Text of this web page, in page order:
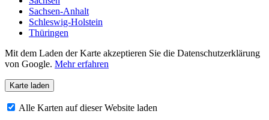
Sachsen-Anhalt
Schleswig-Holstein
Thüringen
Mit dem Laden der Karte akzeptieren Sie die Datenschutzerklärung
von Google. Mehr erfahren
Karte laden
Alle Karten auf dieser Website laden